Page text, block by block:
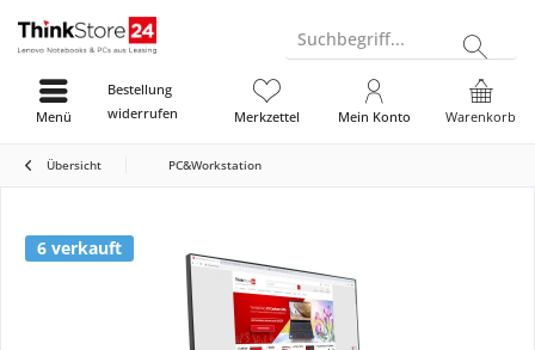
Suchbegriff...
Bestellung
widerrufen
Warenkorb
Merkzettel Mein Konto
Menü
Übersicht PC&Workstation
6 verkauft